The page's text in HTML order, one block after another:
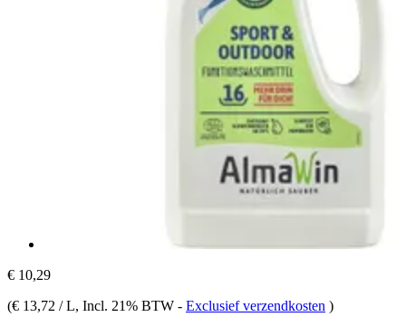
€ 10,29
(€ 13,72 / L, Incl. 21% BTW - Exclusief verzendkosten )